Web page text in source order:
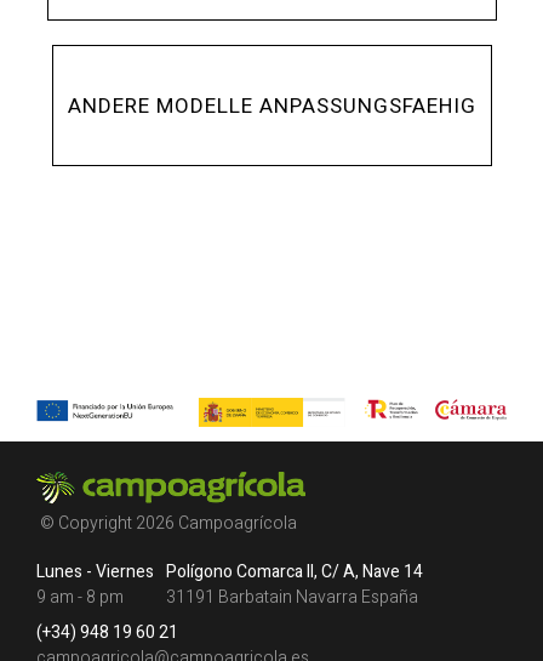
ANDERE MODELLE ANPASSUNGSFAEHIG
© Copyright 2026 Campoagrícola
Lunes - Viernes
9 am - 8 pm
Polígono Comarca II, C/ A, Nave 14
31191 Barbatain Navarra España
(+34) 948 19 60 21